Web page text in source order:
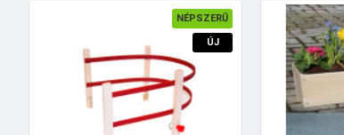
NÉPSZERŰ
ÚJ